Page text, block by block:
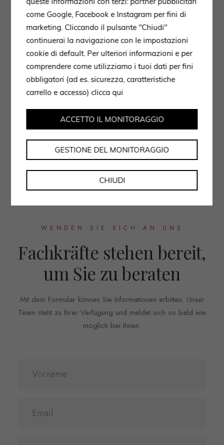
WENDEN SIE SICH AN UNS
Fachkräfte stehen bereit,
um Sie zu beraten
Mit dem Formular können Sie Informationen erbitten. Unser
Team steht zu Ihrer Verfügung und meldet sich so bald wie
möglich bei Ihnen.
come Google, Facebook e Instagram per fini di
marketing. Cliccando il pulsante "Chiudi"
continuerai la navigazione con le impostazioni
cookie di default. Per ulteriori informazioni e per
comprendere come utilizziamo i tuoi dati per fini
obbligatori (ad es. sicurezza, caratteristiche
carrello e accesso)clicca qui
CHIUDI
GESTIONE DEL MONITORAGGIO
ACCETTO IL MONITORAGGIO